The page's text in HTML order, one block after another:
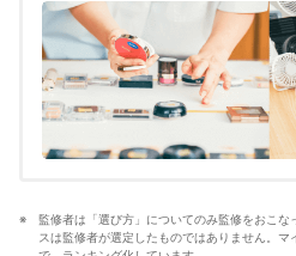
真田桃花のプロフィ
監修者は「選び方」についてのみ監修をおこ
スは監修者が選定したものではありません。マ